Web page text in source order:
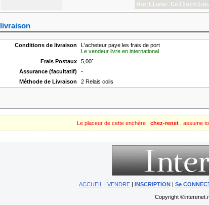
livraison
Conditions de livraison
L'acheteur paye les frais de port
Le vendeur livre en international
Frais Postaux
5,00ˆ
Assurance (facultatif)
-
Méthode de Livraison
2 Relais colis
Le placeur de cette enchère , chez-renet , assume
ACCUEIL | VENDRE| INSCRIPTION| Se
Copyright